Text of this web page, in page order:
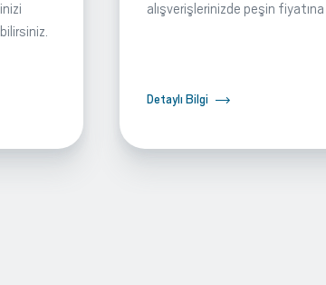
alışverişlerinizde peşin
Detaylı Bilgi